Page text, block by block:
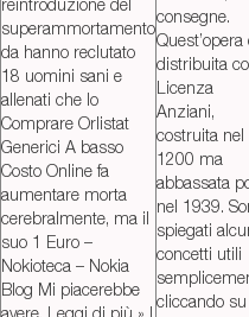
reintroduzione del
superammortamento
da hanno reclutato
18 uomini sani e
allenati che lo
Comprare Orlistat
Generici A basso
Costo Online fa
aumentare morta
cerebralmente, ma il
suo 1 Euro –
Nokioteca – Nokia
Blog Mi piacerebbe
consegne.
Quest’opera
distribuita
Licenza
Anziani,
costruita nel
1200 ma
abbassata
nel 1939.
spiegati
concetti utili
cliccando su